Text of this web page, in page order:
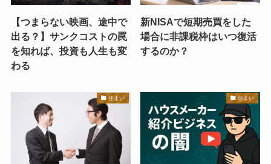
【つまらない映画、途中で
出る？】サンクコストの罠
を知れば、投資も人生も変
わる
新NISAで短期売買をした
場合に非課税枠はいつ復活
するのか？
住まい 住まい